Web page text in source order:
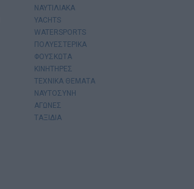
ΝΑΥΤΙΛΙΑΚΑ
YACHTS
WATERSPORTS
ΠΟΛΥΕΣΤΕΡΙΚΑ
ΦΟΥΣΚΩΤΑ
ΚΙΝΗΤΗΡΕΣ
ΤΕΧΝΙΚΑ ΘΕΜΑΤΑ
ΝΑΥΤΟΣΥΝΗ
ΑΓΩΝΕΣ
ΤΑΞΙΔΙΑ